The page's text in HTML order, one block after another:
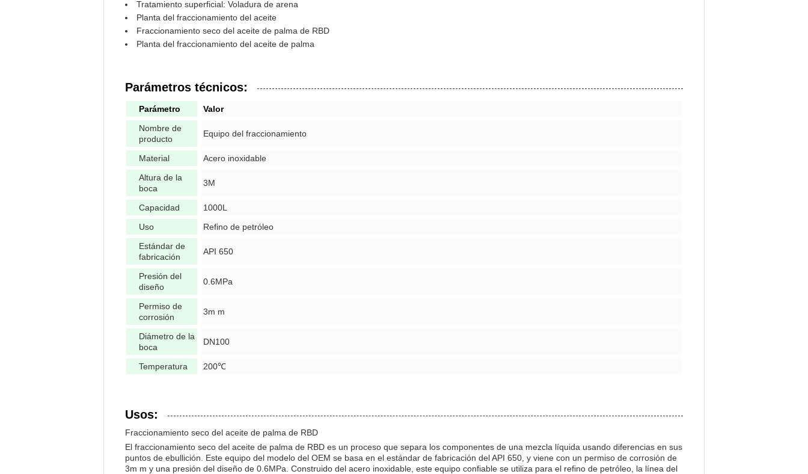
Tratamiento superficial: Voladura de arena
Planta del fraccionamiento del aceite
Fraccionamiento seco del aceite de palma de RBD
Planta del fraccionamiento del aceite de palma
Parámetros técnicos:
Parámetro
Valor
Nombre de
producto
Equipo del fraccionamiento
Material
Acero inoxidable
Altura de la
boca
3M
Capacidad
1000L
Uso
Refino de petróleo
Estándar de
fabricación
API 650
Presión del
diseño
0.6MPa
Permiso de
corrosión
3m m
Diámetro de la
boca
DN100
Temperatura 200℃
Usos:
Fraccionamiento seco del aceite de palma de RBD
El fraccionamiento seco del aceite de palma de RBD es un proceso que separa los componentes de una mezcla líquida usando diferencias en sus
puntos de ebullición. Este equipo del modelo del OEM se basa en el estándar de fabricación del API 650, y viene con un permiso de corrosión de
3m m y una presión del diseño de 0.6MPa. Construido del acero inoxidable, este equipo confiable se utiliza para el refino de petróleo, la línea del